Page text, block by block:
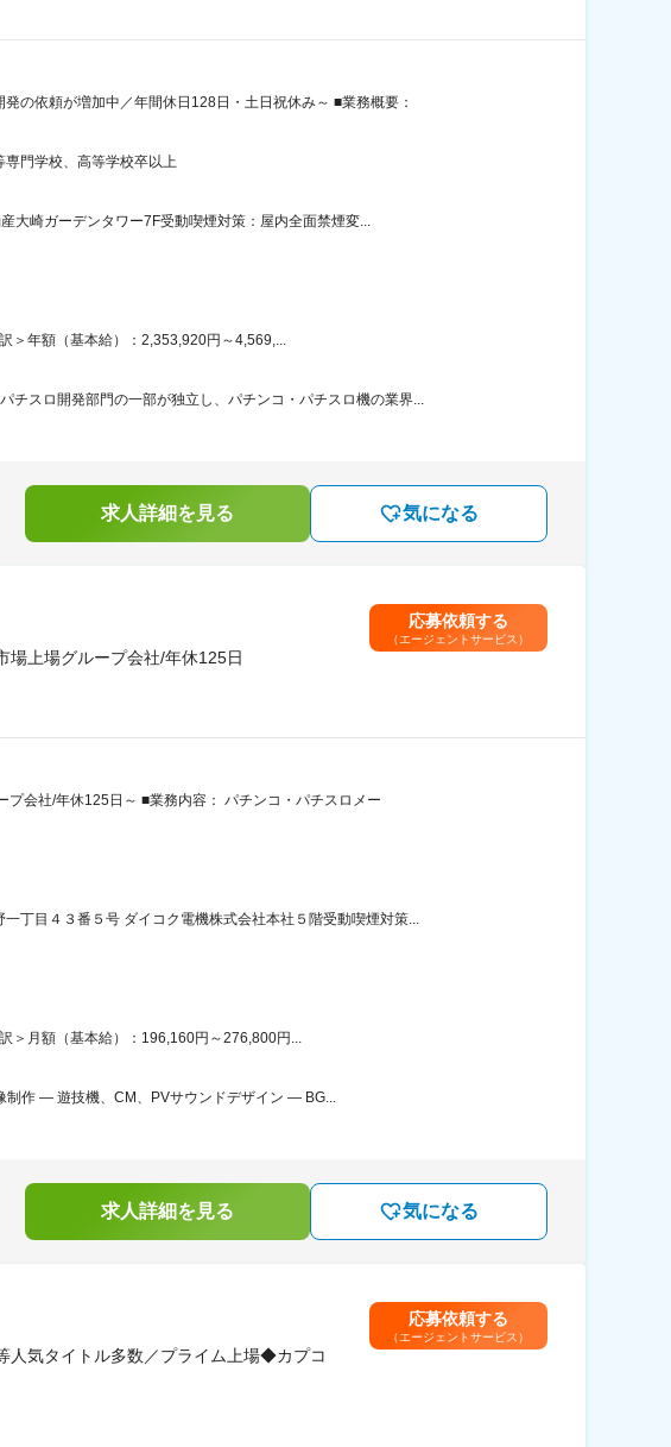
の依頼が増加中／年間休日128日・土日祝休み～ ■業務概要：
専門学校、高等学校卒以上
大崎ガーデンタワー7F受動喫煙対策：屋内全面禁煙変...
＞年額（基本給）：2,353,920円～4,569,...
チスロ開発部門の一部が独立し、パチンコ・パチスロ機の業界...
求人詳細を見る 気になる
場上場グループ会社/年休125日
応募依頼する
（エージェントサービス）
会社/年休125日～ ■業務内容： パチンコ・パチスロメー
丁目４３番５号 ダイコク電機株式会社本社５階受動喫煙対策...
＞月額（基本給）：196,160円～276,800円...
作 ― 遊技機、CM、PVサウンドデザイン ― BG...
求人詳細を見る 気になる
人気タイトル多数／プライム上場◆カプコ
応募依頼する
（エージェントサービス）